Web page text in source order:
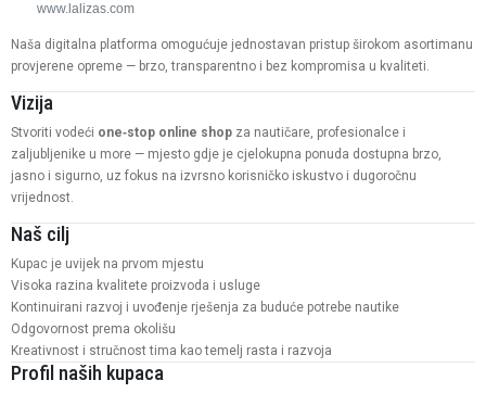
www.lalizas.com
Naša digitalna platforma omogućuje jednostavan pristup širokom asortimanu
provjerene opreme — brzo, transparentno i bez kompromisa u kvaliteti.
Vizija
Stvoriti vodeći one‑stop online shop za nautičare, profesionalce i
zaljubljenike u more — mjesto gdje je cjelokupna ponuda dostupna brzo,
jasno i sigurno, uz fokus na izvrsno korisničko iskustvo i dugoročnu
vrijednost.
Naš cilj
Kupac je uvijek na prvom mjestu
Visoka razina kvalitete proizvoda i usluge
Kontinuirani razvoj i uvođenje rješenja za buduće potrebe nautike
Odgovornost prema okolišu
Kreativnost i stručnost tima kao temelj rasta i razvoja
Profil naših kupaca